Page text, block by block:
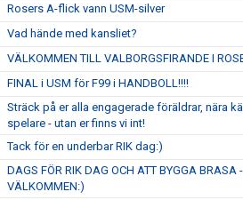
Rosers A-flick vann USM-silver
Vad hände med kansliet?
VÄLKOMMEN TILL VALBORGSFIRANDE I
FINAL i USM för F99 i HANDBOLL!!!!
Sträck på er alla engagerade föräldrar, nära
spelare - utan er finns vi int!
Tack för en underbar RIK dag:)
DAGS FÖR RIK DAG OCH ATT BYGGA BRASA -
VÄLKOMMEN:)